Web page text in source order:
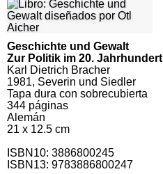
Geschichte und Gewalt
Zur Politik im 20. Jahrhundert
Karl Dietrich Bracher
1981, Severin und Siedler
Tapa dura con sobrecubierta
344 páginas
Alemán
21 x 12.5 cm
ISBN10: 3886800245
ISBN13: 9783886800247